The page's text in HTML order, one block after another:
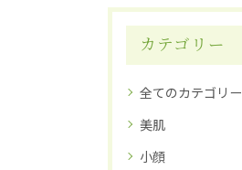
カテゴリー
全てのカテゴリー
美肌
小顔